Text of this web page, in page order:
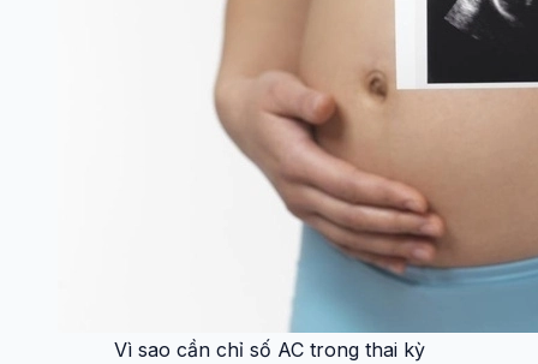
Vì sao cần chỉ số AC trong thai kỳ